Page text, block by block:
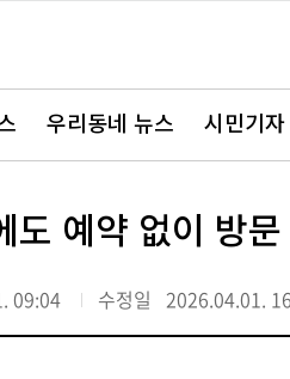
우리동네 뉴스 시민기
도 예약 없이 방
09:04 수정일 2026.04.01.